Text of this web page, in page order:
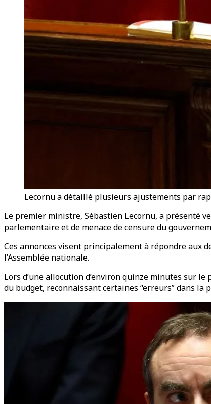
Lecornu a détaillé plusieurs ajustements par
Le premier ministre, Sébastien Lecornu, a présenté
parlementaire et de menace de censure du
Ces annonces visent principalement à répondre aux
l’Assemblée nationale.
Lors d’une allocution d’environ quinze minutes sur
du budget, reconnaissant certaines “erreurs” dans la